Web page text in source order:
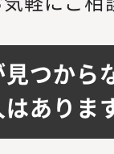
つから
ありま